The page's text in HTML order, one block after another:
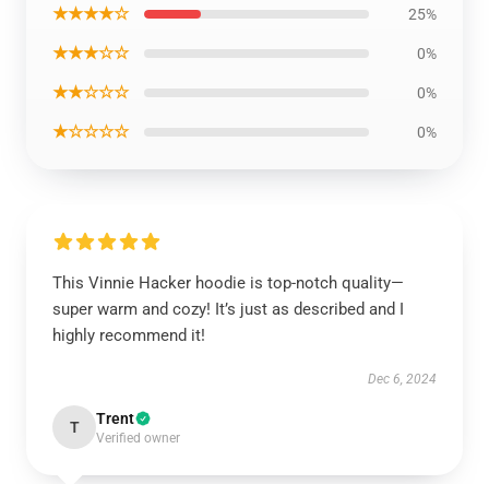
★★★★☆ 25%
★★★☆☆ 0%
★★☆☆☆ 0%
★☆☆☆☆ 0%
This Vinnie Hacker hoodie is top-notch quality—
super warm and cozy! It’s just as described and I
highly recommend it!
Dec 6, 2024
T Trent
Verified owner